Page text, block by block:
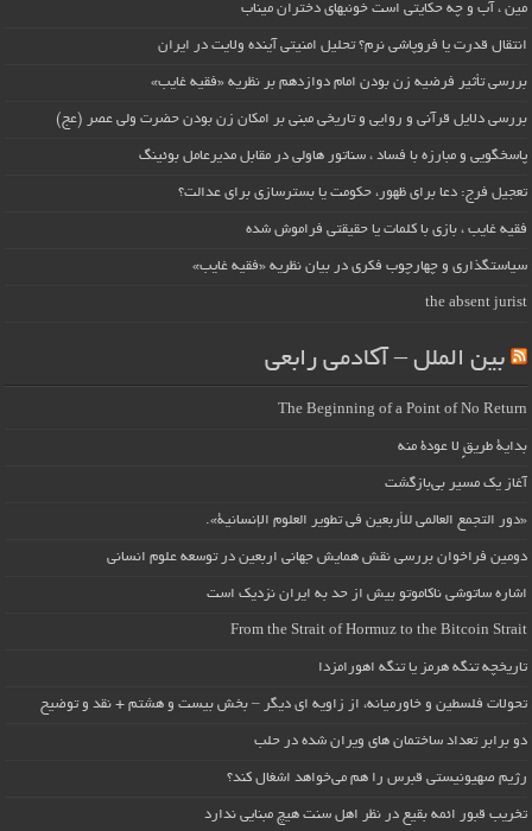
مین ، آب و چه حکایتی است خونبهای دختران میناب
انتقال قدرت یا فروپاشی نرم؟ تحلیل امنیتی آینده ولایت در ایران
بررسی تأثیر فرضیه زن بودن امام دوازدهم بر نظریه «فقیه غایب»
بررسی دلایل قرآنی و روایی و تاریخی مبنی بر امکان زن بودن حضرت ولی عصر (عج)
پاسخگویی و مبارزه با فساد ، سناتور هاولی در مقابل مدیرعامل بوئینگ
تعجیل فرج: دعا برای ظهور، حکومت یا بسترسازی برای عدالت؟
فقیه غایب ، بازی با کلمات یا حقیقتی فراموش شده
سیاستگذاری و چهارچوب فکری در بیان نظریه «فقیه غایب»
the absent jurist
بین الملل – آکادمی رابعی
The Beginning of a Point of No Return
بداية طريقٍ لا عودة منه
آغاز یک مسیر بی‌بازگشت
«دور التجمع العالمي للأربعين في تطوير العلوم الإنسانية».
دومین فراخوان بررسی نقش همایش جهانی اربعین در توسعه علوم انسانی
اشاره ساتوشی ناکاموتو بیش از حد به ایران نزدیک است
From the Strait of Hormuz to the Bitcoin Strait
تاریخچه تنگه هرمز یا تنگه اهورامزدا
تحولات فلسطین و خاورمیانه، از زاویه ای دیگر – بخش بیست و هشتم + نقد و توضیح
دو برابر تعداد ساختمان های ویران شده در حلب
رژیم صهیونیستی قبرس را هم می‌خواهد اشغال کند؟
تخریب قبور ائمه بقیع در نظر اهل سنت هیچ مبنایی ندارد